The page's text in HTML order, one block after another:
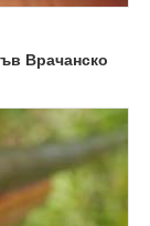
Врачанско